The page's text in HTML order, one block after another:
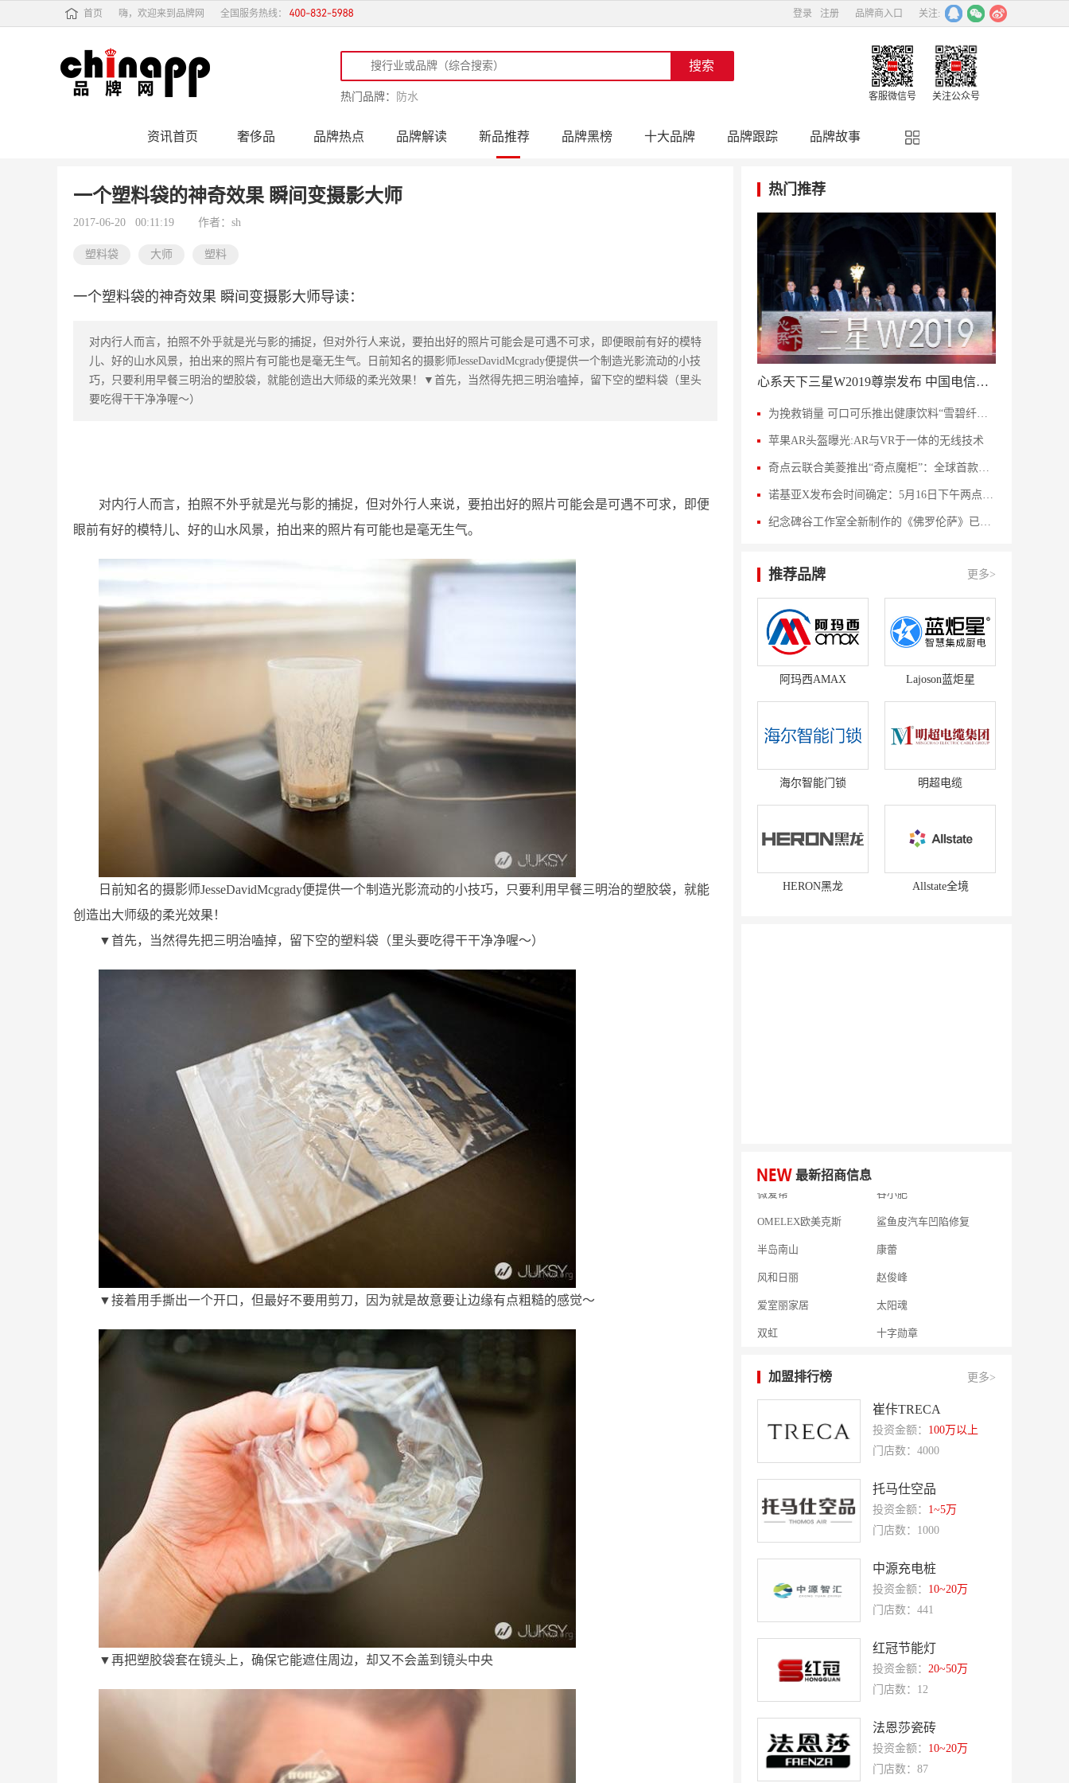
首页 嗨，欢迎来到品牌网 全国服务热线： 登录 注册 品牌商入口 关注:
热门品牌： 防水 客服微信号 关注公众号
资讯首页 奢侈品 品牌热点 品牌解读 新品推荐 品牌黑榜 十大品牌 品牌跟踪 品牌故事
一个塑料袋的神奇效果 瞬间变摄影大师
2017-06-20 00:11:19 作者：sh
塑料袋 大师 塑料
一个塑料袋的神奇效果 瞬间变摄影大师导读：
对内行人而言，拍照不外乎就是光与影的捕捉，但对外行人来说，要拍出好的照片可能会是可遇不可求，即便眼前有好的模特
儿、好的山水风景，拍出来的照片有可能也是毫无生气。日前知名的摄影师JesseDavidMcgrady便提供一个制造光影流动的小技
巧，只要利用早餐三明治的塑胶袋，就能创造出大师级的柔光效果！▼首先，当然得先把三明治嗑掉，留下空的塑料袋（里头
要吃得干干净净喔～）
对内行人而言，拍照不外乎就是光与影的捕捉，但对外行人来说，要拍出好的照片可能会是可遇不可求，即便
眼前有好的模特儿、好的山水风景，拍出来的照片有可能也是毫无生气。
日前知名的摄影师JesseDavidMcgrady便提供一个制造光影流动的小技巧，只要利用早餐三明治的塑胶袋，就能
创造出大师级的柔光效果！
▼首先，当然得先把三明治嗑掉，留下空的塑料袋（里头要吃得干干净净喔～）
▼接着用手撕出一个开口，但最好不要用剪刀，因为就是故意要让边缘有点粗糙的感觉～
▼再把塑胶袋套在镜头上，确保它能遮住周边，却又不会盖到镜头中央
热门推荐
心系天下三星W2019尊崇发布 中国电信携手三星电子风范之作
为挽救销量 可口可乐推出健康饮料“雪碧纤维＋”
苹果AR头盔曝光:AR与VR于一体的无线技术
奇点云联合美菱推出“奇点魔柜”：全球首款智能冰柜
诺基亚X发布会时间确定：5月16日下午两点在北京发布
纪念碑谷工作室全新制作的《佛罗伦萨》已登录安卓
推荐品牌 更多>
阿玛西AMAX Lajoson蓝炬星
海尔智能门锁 明超电缆
HERON黑龙 Allstate全境
最新招商信息
微爱帮
OMELEX欧美克斯 鲨鱼皮汽车凹陷修复
半岛南山 康蕾
风和日丽 赵俊峰
爱室丽家居 太阳魂
双虹 十字勋章
洁速雅康 每味煲煲
降龙爪爪
喜姐的炸串
夸父炸串 廖记棒棒鸡
提香坊
和府捞面
永和大王 可斯贝莉
大米先生
乡村基 老乡鸡
郭淑芬鲜切牛肉自助 月满大江千层肚火锅
提姆队长零食
赵一鸣零食
欧培拉 憬黎公寓酒店
Quest公寓酒店
加盟排行榜 更多>
崔佧TRECA
投资金额： 100万以上
门店数：4000
托马仕空品
投资金额： 1~5万
门店数：1000
中源充电桩
投资金额： 10~20万
门店数：441
红冠节能灯
投资金额： 20~50万
门店数：12
法恩莎瓷砖
投资金额： 10~20万
门店数：87